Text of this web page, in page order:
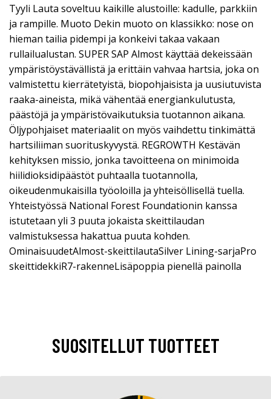
Tyyli Lauta soveltuu kaikille alustoille: kadulle, parkkiin
ja rampille. Muoto Dekin muoto on klassikko: nose on
hieman tailia pidempi ja konkeivi takaa vakaan
rullailualustan. SUPER SAP Almost käyttää dekeissään
ympäristöystävällistä ja erittäin vahvaa hartsia, joka on
valmistettu kierrätetyistä, biopohjaisista ja uusiutuvista
raaka-aineista, mikä vähentää energiankulutusta,
päästöjä ja ympäristövaikutuksia tuotannon aikana.
Öljypohjaiset materiaalit on myös vaihdettu tinkimättä
hartsiliiman suorituskyvystä. REGROWTH Kestävän
kehityksen missio, jonka tavoitteena on minimoida
hiilidioksidipäästöt puhtaalla tuotannolla,
oikeudenmukaisilla työoloilla ja yhteisöllisellä tuella.
Yhteistyössä National Forest Foundationin kanssa
istutetaan yli 3 puuta jokaista skeittilaudan
valmistuksessa hakattua puuta kohden.
OminaisuudetAlmost-skeittilautaSilver Lining-sarjaPro
skeittidekkiR7-rakenneLisäpoppia pienellä painolla
SUOSITELLUT TUOTTEET